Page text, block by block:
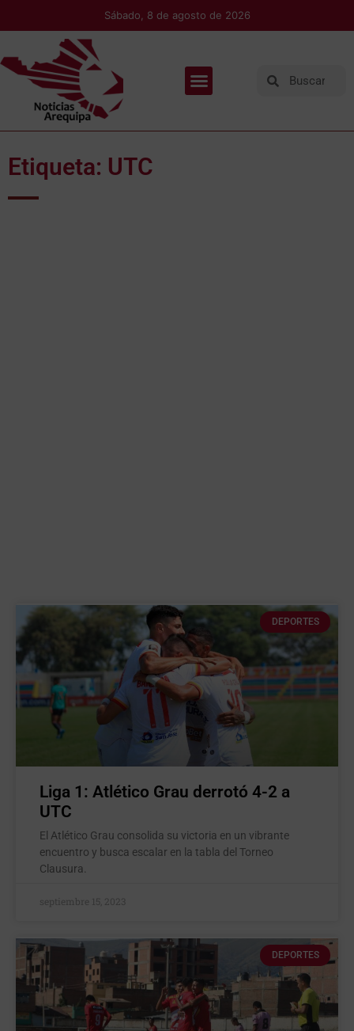
Sábado, 8 de agosto de 2026
Etiqueta: UTC
DEPORTES
Liga 1: Atlético Grau derrotó 4-2 a
UTC
El Atlético Grau consolida su victoria en un vibrante
encuentro y busca escalar en la tabla del Torneo
Clausura.
septiembre 15, 2023
DEPORTES